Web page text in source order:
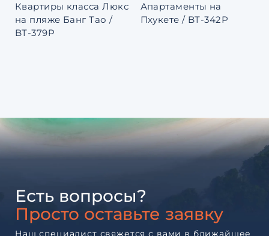
Квартиры класса Люкс
на пляже Банг Тао /
BT-379P
Апартаменты на
Пхукете / BT-342P
Есть вопросы?
Просто оставьте заявку
Наш специалист свяжется с вами в ближайшее